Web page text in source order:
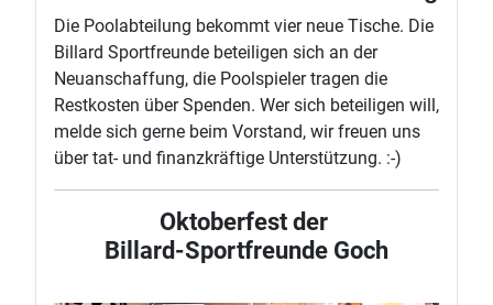
Die Poolabteilung bekommt vier neue Tische. Die
Billard Sportfreunde beteiligen sich an der
Neuanschaffung, die Poolspieler tragen die
Restkosten über Spenden. Wer sich beteiligen will,
melde sich gerne beim Vorstand, wir freuen uns
über tat- und finanzkräftige Unterstützung. :-)
Oktoberfest der
Billard-Sportfreunde Goch